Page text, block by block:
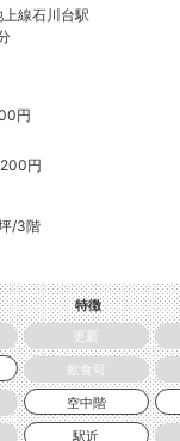
線石川台駅
円
円
/3階
特徴
更新
飲食可
空中階
駅近